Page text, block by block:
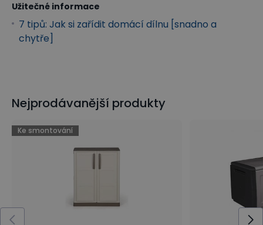
Užitečné informace
7 tipů: Jak si zařídit domácí dílnu [snadno a
chytře]
Nejprodávanější produkty
Ke smontování